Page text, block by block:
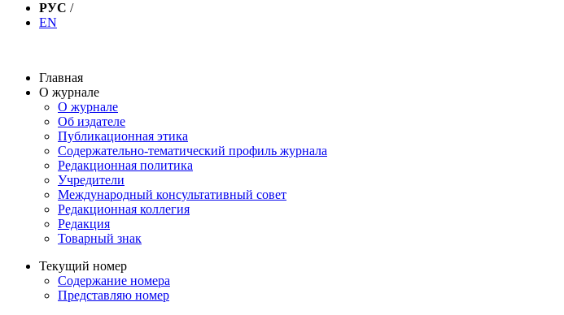
РУС /
EN
Главная
О журнале
О журнале
Об издателе
Публикационная этика
Содержательно-тематический профиль журнала
Редакционная политика
Учредители
Международный консультативный совет
Редакционная коллегия
Редакция
Товарный знак
Текущий номер
Содержание номера
Представляю номер